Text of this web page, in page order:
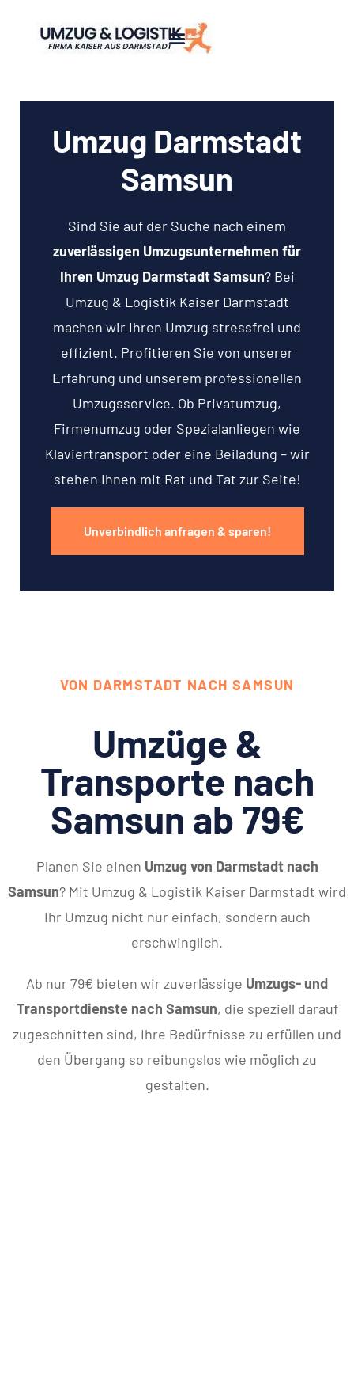
Umzug Darmstadt
Samsun
Sind Sie auf der Suche nach einem
zuverlässigen Umzugsunternehmen für
Ihren Umzug Darmstadt Samsun? Bei
Umzug & Logistik Kaiser Darmstadt
machen wir Ihren Umzug stressfrei und
effizient. Profitieren Sie von unserer
Erfahrung und unserem professionellen
Umzugsservice. Ob Privatumzug,
Firmenumzug oder Spezialanliegen wie
Klaviertransport oder eine Beiladung – wir
stehen Ihnen mit Rat und Tat zur Seite!
Unverbindlich anfragen & sparen!
VON DARMSTADT NACH SAMSUN
Umzüge &
Transporte nach
Samsun ab 79€
Planen Sie einen Umzug von Darmstadt nach
Samsun? Mit Umzug & Logistik Kaiser Darmstadt wird
Ihr Umzug nicht nur einfach, sondern auch
erschwinglich.
Ab nur 79€ bieten wir zuverlässige Umzugs- und
Transportdienste nach Samsun, die speziell darauf
zugeschnitten sind, Ihre Bedürfnisse zu erfüllen und
den Übergang so reibungslos wie möglich zu
gestalten.